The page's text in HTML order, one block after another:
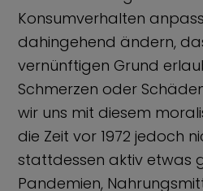
Konsumverhalten
dahingehend ändern,
vernünftigen Grund
Schmerzen oder
wir uns mit diesem
die Zeit vor 1972 jedoch
stattdessen aktiv etwas
Pandemien,